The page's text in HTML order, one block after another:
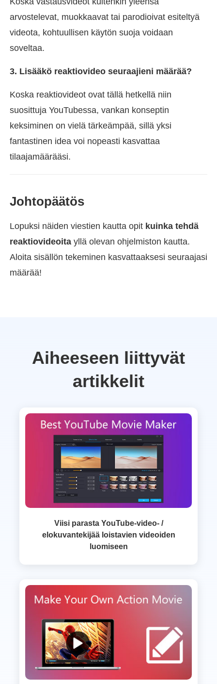
arvostelevat, muokkaavat tai parodioivat esiteltyä
videota, kohtuullisen käytön suoja voidaan
soveltaa.
3. Lisääkö reaktiovideo seuraajieni määrää?
Koska reaktiovideot ovat tällä hetkellä niin
suosittuja YouTubessa, vankan konseptin
keksiminen on vielä tärkeämpää, sillä yksi
fantastinen idea voi nopeasti kasvattaa
tilaajamäärääsi.
Johtopäätös
Lopuksi näiden viestien kautta opit kuinka tehdä
reaktiovideoita yllä olevan ohjelmiston kautta.
Aloita sisällön tekeminen kasvattaaksesi seuraajasi
määrää!
Aiheeseen liittyvät
artikkelit
Viisi parasta YouTube-video- /
elokuvantekijää loistavien videoiden
luomiseen